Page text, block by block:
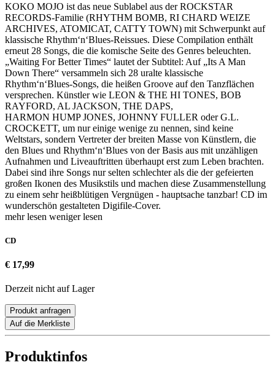
KOKO MOJO ist das neue Sublabel aus der ROCKSTAR
RECORDS-Familie (RHYTHM BOMB, RI CHARD WEIZE
ARCHIVES, ATOMICAT, CATTY TOWN) mit Schwerpunkt auf
klassische Rhythm‘n‘Blues-Reissues. Diese Compilation enthält
erneut 28 Songs, die die komische Seite des Genres beleuchten.
„Waiting For Better Times“ lautet der Subtitel: Auf „Its A Man
Down There“ versammeln sich 28 uralte klassische
Rhythm‘n‘Blues-Songs, die heißen Groove auf den Tanzflächen
versprechen. Künstler wie LEON & THE HI TONES, BOB
RAYFORD, AL JACKSON, THE DAPS,
HARMON HUMP JONES, JOHNNY FULLER oder G.L.
CROCKETT, um nur einige wenige zu nennen, sind keine
Weltstars, sondern Vertreter der breiten Masse von Künstlern, die
den Blues und Rhythm‘n‘Blues von der Basis aus mit unzähligen
Aufnahmen und Liveauftritten überhaupt erst zum Leben brachten.
Dabei sind ihre Songs nur selten schlechter als die der gefeierten
großen Ikonen des Musikstils und machen diese Zusammenstellung
zu einem sehr heißblütigen Vergnügen - hauptsache tanzbar! CD im
wunderschön gestalteten Digifile-Cover.
mehr lesen weniger lesen
CD
€ 17,99
Derzeit nicht auf Lager
Produkt anfragen
Auf die Merkliste
Produktinfos